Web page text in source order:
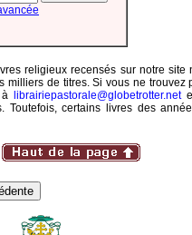
religieux recensés sur notre site
de titres. Si vous ne trouvez
librairiepastorale@globetrotter.net
certains livres des